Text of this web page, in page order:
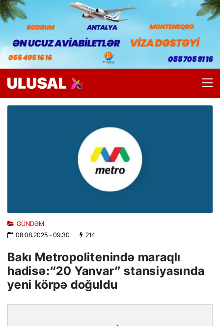
GÜNDƏM
08.08.2025- 09:30 214
Bakı Metropolitenində maraqlı
hadisə:“20 Yanvar” stansiyasında
yeni körpə doğuldu